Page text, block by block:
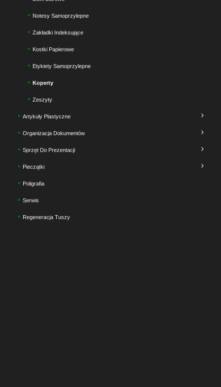
Notesy Samoprzylepne
Zakładki Indeksujące
Kostki Papierowe
Etykiety Samoprzylepne
Koperty
Zeszyty
Artykuły Plastyczne
Organizacja Dokumentów
Sprzęt Do Prezentacji
Pieczątki
Poligrafia
Serwis
Regeneracja Tuszy